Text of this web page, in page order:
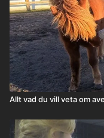
Allt vad du vill veta om